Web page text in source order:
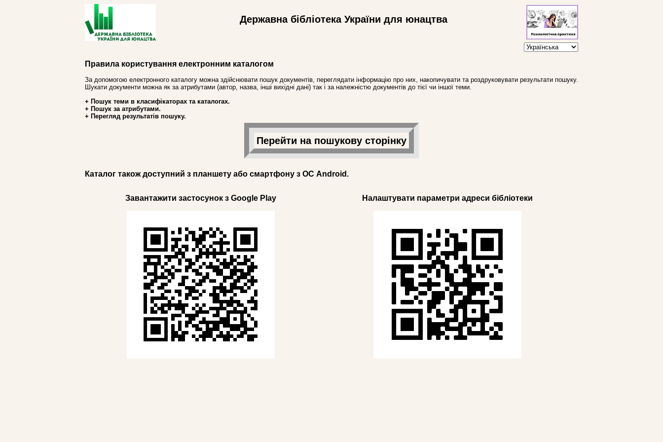
Державна бібліотека України для юнацтва
Правила користування електронним каталогом
За допомогою електронного каталогу можна здійснювати пошук документів, переглядати інформацію про них, накопичувати та роздруковувати результати пошуку.
Шукати документи можна як за атрибутами (автор, назва, інші вихідні дані) так і за належністю документів до тієї чи іншої теми.
+ Пошук теми в класифікаторах та каталогах.
+ Пошук за атрибутами.
+ Перегляд результатів пошуку.
Перейти на пошукову сторінку
Каталог також доступний з планшету або смартфону з ОС Android.
Завантажити застосунок з Google Play Налаштувати параметри адреси бібліотеки